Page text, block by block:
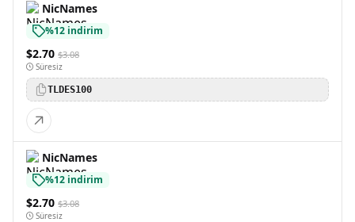
NicNames
%12 indirim
$2.70 $3.08
Süresiz
TLDES100
NicNames
%12 indirim
$2.70 $3.08
Süresiz